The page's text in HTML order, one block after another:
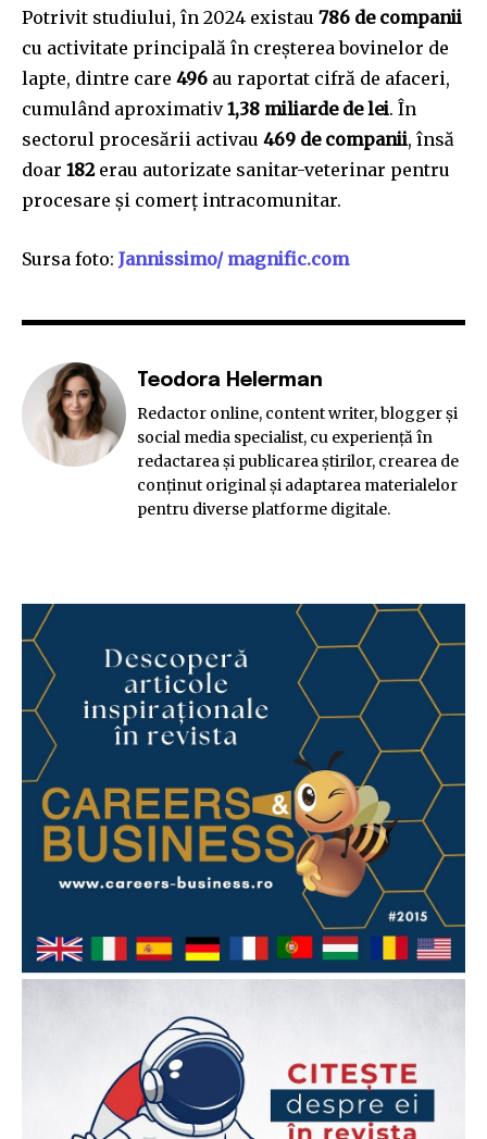
Potrivit studiului, în 2024 existau 786 de companii
cu activitate principală în creșterea bovinelor de
lapte, dintre care 496 au raportat cifră de afaceri,
cumulând aproximativ1,38 miliarde de lei. În
sectorul procesării activau 469 de companii, însă
doar 182erau autorizate sanitar-veterinar pentru
procesare și comerț intracomunitar.
Sursa foto: Jannissimo/ magnific.com
Teodora Helerman
Redactor online, content writer, blogger și
social media specialist, cu experiență în
redactarea și publicarea știrilor, crearea de
conținut original și adaptarea materialelor
pentru diverse platforme digitale.